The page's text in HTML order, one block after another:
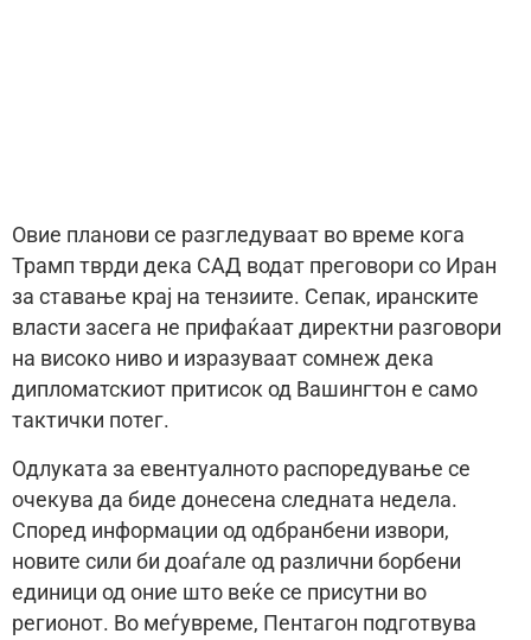
Овие планови се разгледуваат во време кога
Трамп тврди дека САД водат преговори со Иран
за ставање крај на тензиите. Сепак, иранските
власти засега не прифаќаат директни разговори
на високо ниво и изразуваат сомнеж дека
дипломатскиот притисок од Вашингтон е само
тактички потег.
Одлуката за евентуалното распоредување се
очекува да биде донесена следната недела.
Според информации од одбранбени извори,
новите сили би доаѓале од различни борбени
единици од оние што веќе се присутни во
регионот. Во меѓувреме, Пентагон подготвува